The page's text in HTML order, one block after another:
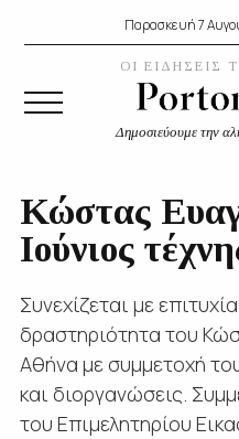
Παρασκευή 7
ΟΙ ΕΙΔΗΣΕΙΣ
Δημοσιεύουμε την
Κώστας
Ιούνιος
Συνεχίζεται με
δραστηριότητα του
Αθήνα με συμμετοχή
και διοργανώσεις.
του Επιμελητηρίου